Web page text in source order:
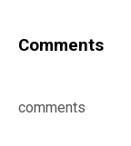
Comments
comments